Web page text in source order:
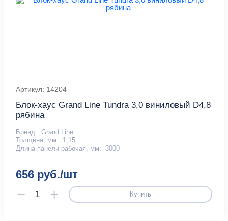
Артикул: 14204
Блок-хаус Grand Line Tundra 3,0 виниловый D4,8
рябина
Бренд: Grand Line
Толщина, мм:
1,15
Длина панели рабочая, мм:
3000
656 руб./шт
Купить